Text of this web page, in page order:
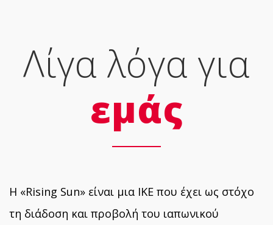
Λίγα λόγα για
εμάς
Η «Rising Sun» είναι μια ΙΚΕ που έχει ως στόχο
τη διάδοση και προβολή του ιαπωνικού